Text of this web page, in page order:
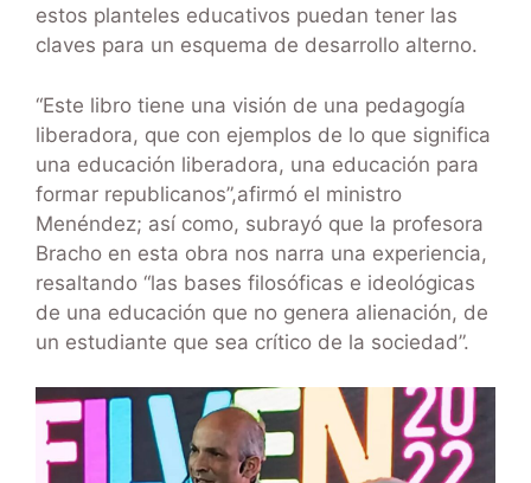
estos planteles educativos puedan tener las
claves para un esquema de desarrollo alterno.
“Este libro tiene una visión de una pedagogía
liberadora, que con ejemplos de lo que significa
una educación liberadora, una educación para
formar republicanos”,afirmó el ministro
Menéndez; así como, subrayó que la profesora
Bracho en esta obra nos narra una experiencia,
resaltando “las bases filosóficas e ideológicas
de una educación que no genera alienación, de
un estudiante que sea crítico de la sociedad”.